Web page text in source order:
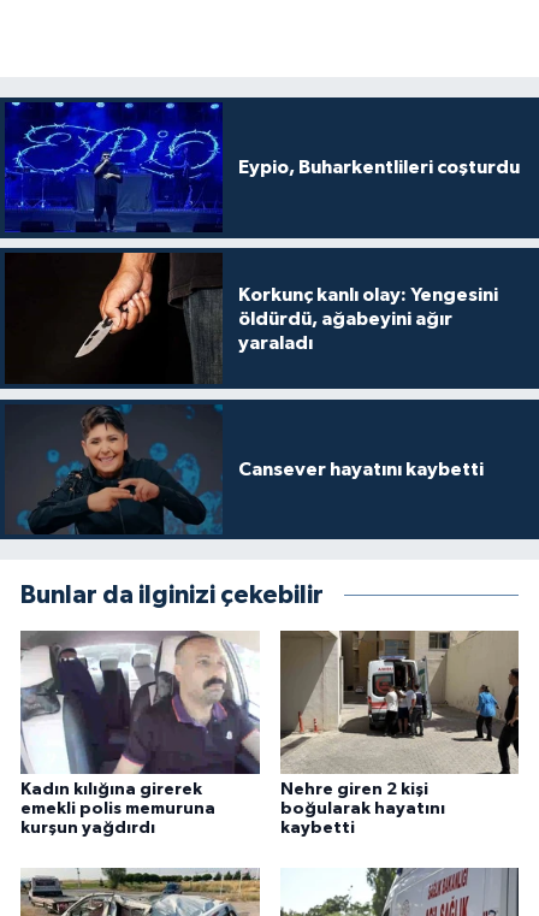
Eypio, Buharkentlileri coşturdu
Korkunç kanlı olay: Yengesini
öldürdü, ağabeyini ağır
yaraladı
Cansever hayatını kaybetti
Bunlar da ilginizi çekebilir
Kadın kılığına girerek
emekli polis memuruna
kurşun yağdırdı
Nehre giren 2 kişi
boğularak hayatını
kaybetti